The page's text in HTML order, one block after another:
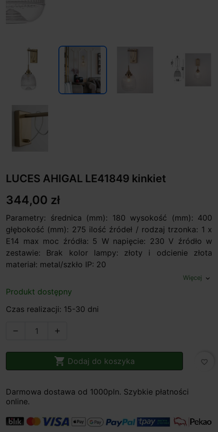
LUCES AHIGAL LE41849 kinkiet
344,00 zł
Parametry: średnica (mm): 180 wysokość (mm): 400
głębokość (mm): 275 ilość źródeł / rodzaj trzonka: 1 x
E14 max moc źródła: 5 W napięcie: 230 V źródło w
zestawie: Brak kolor lampy: złoty i odcienie złota
materiał: metal/szkło IP: 20
Więcej expand_more
Produkt dostępny
Czas realizacji: 15-30 dni
 
 Dodaj do koszyka favorite_border
Darmowa dostawa od 1000pln. Szybkie płatności
online.